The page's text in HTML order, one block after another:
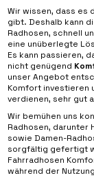
Wir wissen, dass es
gibt. Deshalb kann
Radhosen, schnell
eine unüberlegte
Es kann passieren,
nicht genügend
unser Angebot
Komfort investieren
verdienen, sehr gut
Wir bemühen uns
Radhosen, darunter
sowie Damen-
sorgfältig gefertigt
Fahrradhosen
während der